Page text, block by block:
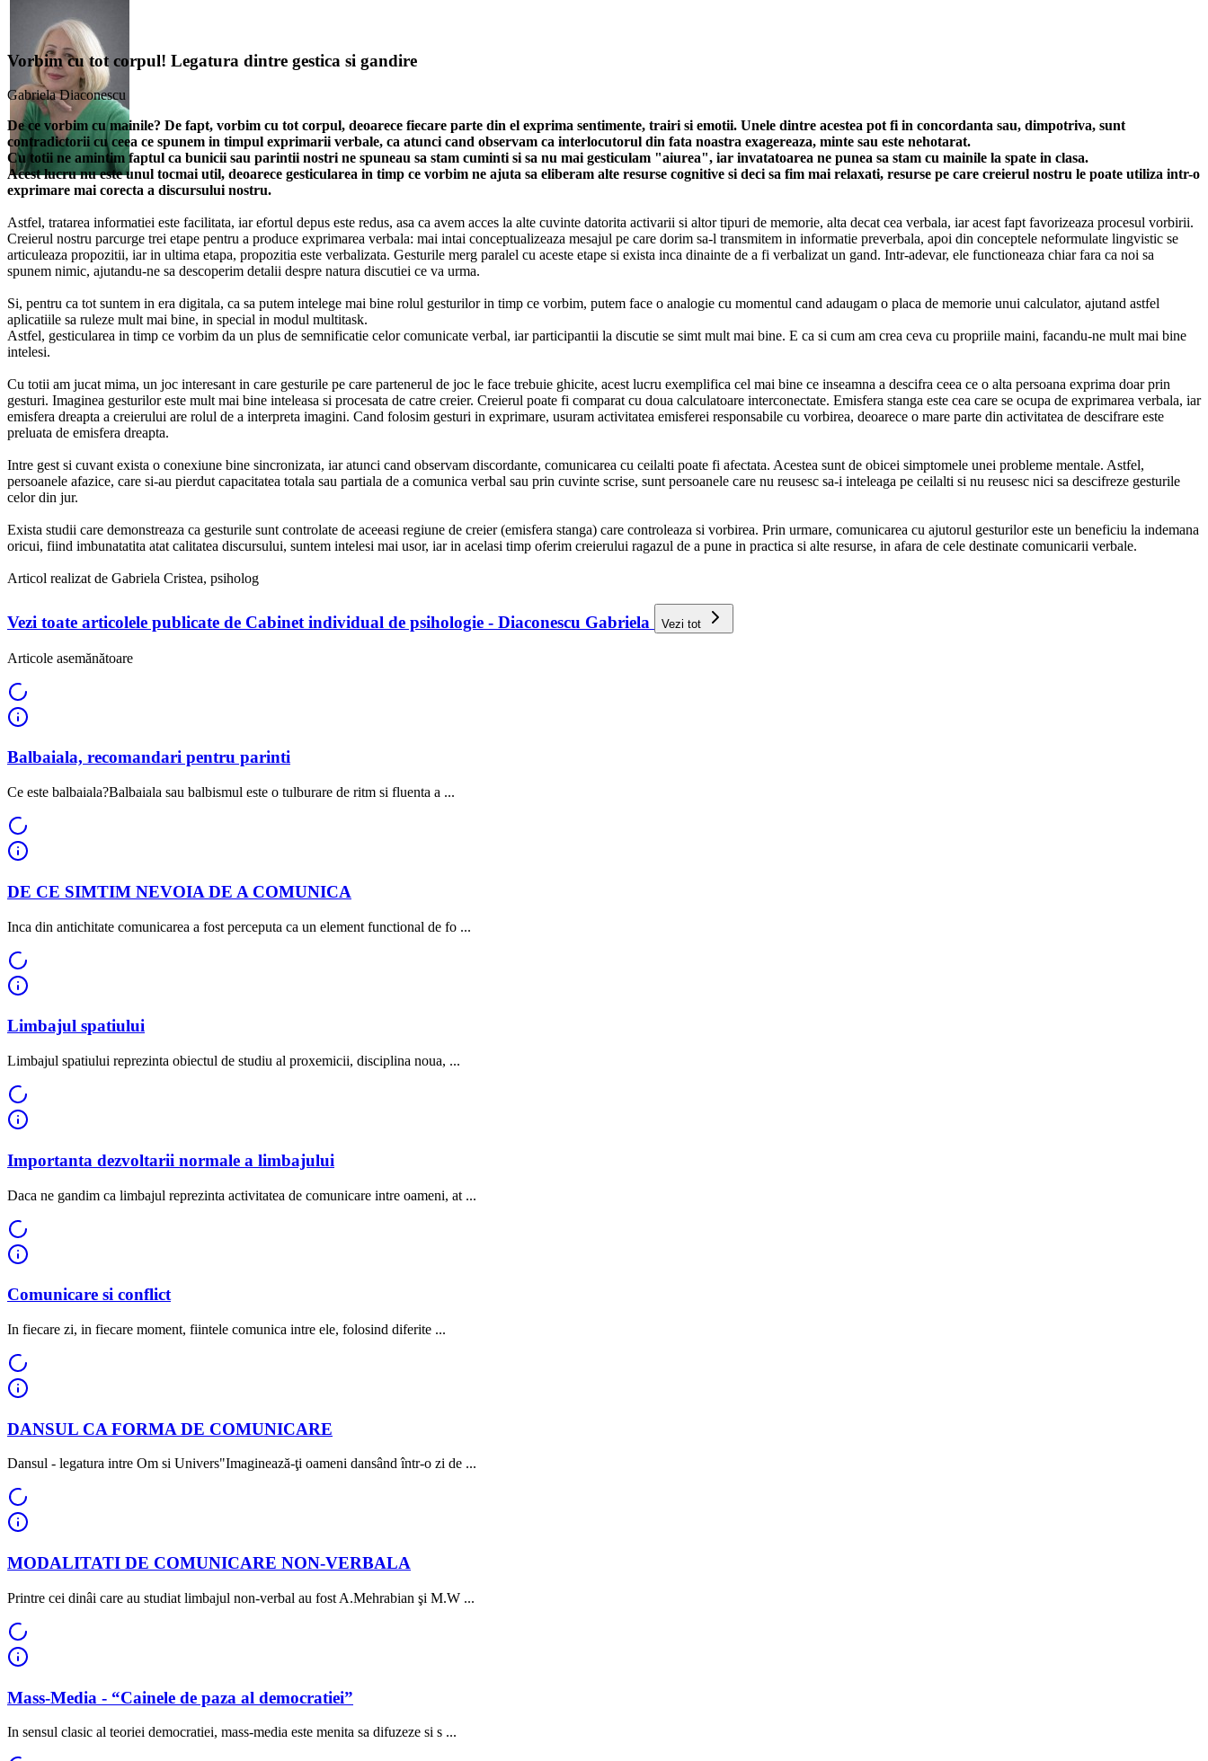
Vorbim cu tot corpul! Legatura dintre gestica si gandire
Gabriela Diaconescu
De ce vorbim cu mainile? De fapt, vorbim cu tot corpul, deoarece fiecare parte din el exprima sentimente, trairi si emotii. Unele dintre acestea pot fi in concordanta sau, dimpotriva, sunt
contradictorii cu ceea ce spunem in timpul exprimarii verbale, ca atunci cand observam ca interlocutorul din fata noastra exagereaza, minte sau este nehotarat.
Cu totii ne amintim faptul ca bunicii sau parintii nostri ne spuneau sa stam cuminti si sa nu mai gesticulam "aiurea", iar invatatoarea ne punea sa stam cu mainile la spate in clasa.
Acest lucru nu este unul tocmai util, deoarece gesticularea in timp ce vorbim ne ajuta sa eliberam alte resurse cognitive si deci sa fim mai relaxati, resurse pe care creierul nostru le poate utiliza intr-o
exprimare mai corecta a discursului nostru.
Astfel, tratarea informatiei este facilitata, iar efortul depus este redus, asa ca avem acces la alte cuvinte datorita activarii si altor tipuri de memorie, alta decat cea verbala, iar acest fapt favorizeaza procesul vorbirii.
Creierul nostru parcurge trei etape pentru a produce exprimarea verbala: mai intai conceptualizeaza mesajul pe care dorim sa-l transmitem in informatie preverbala, apoi din conceptele neformulate lingvistic se
articuleaza propozitii, iar in ultima etapa, propozitia este verbalizata. Gesturile merg paralel cu aceste etape si exista inca dinainte de a fi verbalizat un gand. Intr-adevar, ele functioneaza chiar fara ca noi sa
spunem nimic, ajutandu-ne sa descoperim detalii despre natura discutiei ce va urma.
Si, pentru ca tot suntem in era digitala, ca sa putem intelege mai bine rolul gesturilor in timp ce vorbim, putem face o analogie cu momentul cand adaugam o placa de memorie unui calculator, ajutand astfel
aplicatiile sa ruleze mult mai bine, in special in modul multitask.
Astfel, gesticularea in timp ce vorbim da un plus de semnificatie celor comunicate verbal, iar participantii la discutie se simt mult mai bine. E ca si cum am crea ceva cu propriile maini, facandu-ne mult mai bine
intelesi.
Cu totii am jucat mima, un joc interesant in care gesturile pe care partenerul de joc le face trebuie ghicite, acest lucru exemplifica cel mai bine ce inseamna a descifra ceea ce o alta persoana exprima doar prin
gesturi. Imaginea gesturilor este mult mai bine inteleasa si procesata de catre creier. Creierul poate fi comparat cu doua calculatoare interconectate. Emisfera stanga este cea care se ocupa de exprimarea verbala, iar
emisfera dreapta a creierului are rolul de a interpreta imagini. Cand folosim gesturi in exprimare, usuram activitatea emisferei responsabile cu vorbirea, deoarece o mare parte din activitatea de descifrare este
preluata de emisfera dreapta.
Intre gest si cuvant exista o conexiune bine sincronizata, iar atunci cand observam discordante, comunicarea cu ceilalti poate fi afectata. Acestea sunt de obicei simptomele unei probleme mentale. Astfel,
persoanele afazice, care si-au pierdut capacitatea totala sau partiala de a comunica verbal sau prin cuvinte scrise, sunt persoanele care nu reusesc sa-i inteleaga pe ceilalti si nu reusesc nici sa descifreze gesturile
celor din jur.
Exista studii care demonstreaza ca gesturile sunt controlate de aceeasi regiune de creier (emisfera stanga) care controleaza si vorbirea. Prin urmare, comunicarea cu ajutorul gesturilor este un beneficiu la indemana
oricui, fiind imbunatatita atat calitatea discursului, suntem intelesi mai usor, iar in acelasi timp oferim creierului ragazul de a pune in practica si alte resurse, in afara de cele destinate comunicarii verbale.
Articol realizat de Gabriela Cristea, psiholog
Vezi toate articolele publicate de Cabinet individual de psihologie - Diaconescu Gabriela Vezi tot
Articole asemănătoare
Balbaiala, recomandari pentru parinti
Ce este balbaiala?Balbaiala sau balbismul este o tulburare de ritm si fluenta a ...
DE CE SIMTIM NEVOIA DE A COMUNICA
Inca din antichitate comunicarea a fost perceputa ca un element functional de fo ...
Limbajul spatiului
Limbajul spatiului reprezinta obiectul de studiu al proxemicii, disciplina noua, ...
Importanta dezvoltarii normale a limbajului
Daca ne gandim ca limbajul reprezinta activitatea de comunicare intre oameni, at ...
Comunicare si conflict
In fiecare zi, in fiecare moment, fiintele comunica intre ele, folosind diferite ...
DANSUL CA FORMA DE COMUNICARE
Dansul - legatura intre Om si Univers"Imaginează-ţi oameni dansând într-o zi de ...
MODALITATI DE COMUNICARE NON-VERBALA
Printre cei dinâi care au studiat limbajul non-verbal au fost A.Mehrabian şi M.W ...
Mass-Media - “Cainele de paza al democratiei”
In sensul clasic al teoriei democratiei, mass-media este menita sa difuzeze si s ...